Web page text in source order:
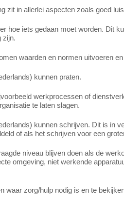
in allerlei aspecten zoals goed
hoe iets gedaan moet worden. Dit
zijn.
waarden en normen uitvoeren
kunnen praten.
werkprocessen of
te laten slagen.
kunnen schrijven. Dit is in
of als het schrijven voor een
niveau blijven doen als de
omgeving, niet werkende
waar zorg/hulp nodig is en te